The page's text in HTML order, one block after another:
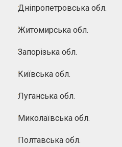
Дніпропетровська обл.
Житомирська обл.
Запорізька обл.
Київська обл.
Луганська обл.
Миколаївська обл.
Полтавська обл.